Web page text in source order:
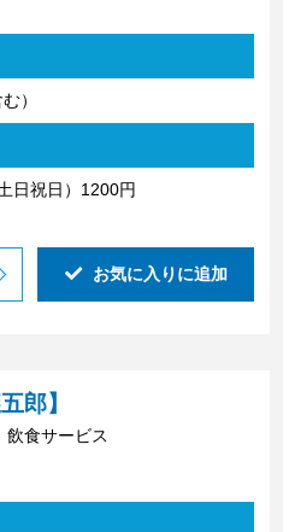
）
日祝日）1200円
お気に入りに追加
郎】
飲食サービス